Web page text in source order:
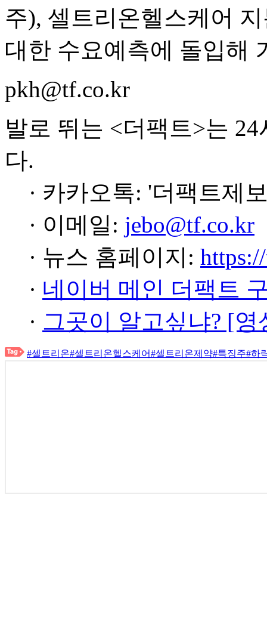
주), 셀트리온헬스케어
대한 수요예측에 돌입해
pkh@tf.co.kr
발로 뛰는 <더팩트>는
다.
· 카카오톡: '더팩트제
· 이메일: jebo@tf.co.kr
· 뉴스 홈페이지:
· 네이버 메인 더팩트
· 그곳이 알고싶냐? [
#셀트리온#셀트리온헬스케어#셀트리온제약#특징주#하